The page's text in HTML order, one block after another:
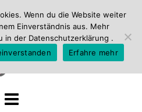
Wenn du die Website weiter
Einverständnis aus. Mehr
in der Datenschutzerklärung .
Erfahre mehr